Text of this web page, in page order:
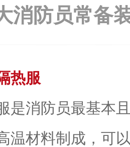
消防员常备
热服
是消防员最基本
温材料制成，可